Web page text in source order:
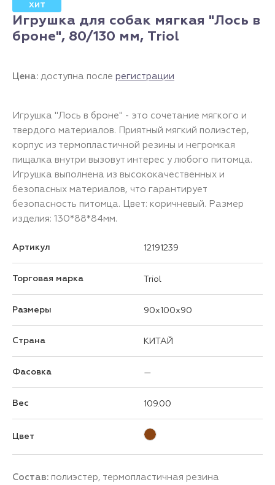
ХИТ
Игрушка для собак мягкая "Лось в
броне", 80/130 мм, Triol
Цена: доступна после регистрации
Игрушка "Лось в броне" - это сочетание мягкого и
твердого материалов. Приятный мягкий полиэстер,
корпус из термопластичной резины и негромкая
пищалка внутри вызовут интерес у любого питомца.
Игрушка выполнена из высококачественных и
безопасных материалов, что гарантирует
безопасность питомца. Цвет: коричневый. Размер
изделия: 130*88*84мм.
Артикул 12191239
Торговая марка Triol
Размеры 90x100x90
Страна КИТАЙ
Фасовка —
Вес 109.00
Цвет
Состав: полиэстер, термопластичная резина